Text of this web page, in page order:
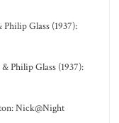
Glass (1937):
Philip Glass (1937):
Nick@Night